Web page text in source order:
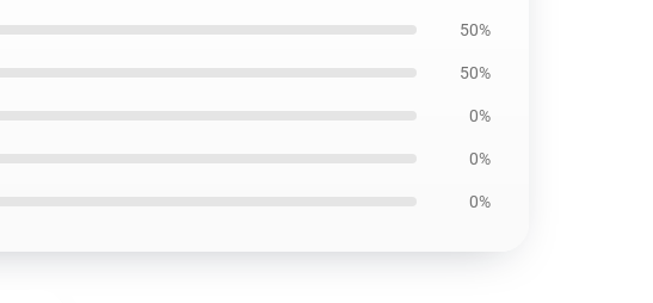
50%
50%
0%
0%
0%